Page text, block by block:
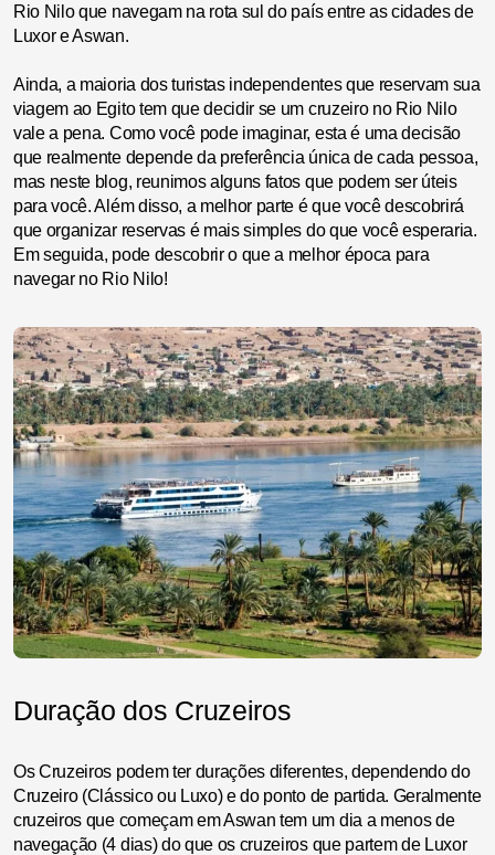
Rio Nilo que navegam na rota sul do país entre as cidades de
Luxor e Aswan.
Ainda, a maioria dos turistas independentes que reservam sua
viagem ao Egito tem que decidir se um cruzeiro no Rio Nilo
vale a pena. Como você pode imaginar, esta é uma decisão
que realmente depende da preferência única de cada pessoa,
mas neste blog, reunimos alguns fatos que podem ser úteis
para você. Além disso, a melhor parte é que você descobrirá
que organizar reservas é mais simples do que você esperaria.
Em seguida, pode descobrir o que a melhor época para
navegar no Rio Nilo!
Duração dos Cruzeiros
Os Cruzeiros podem ter durações diferentes, dependendo do
Cruzeiro (Clássico ou Luxo) e do ponto de partida. Geralmente
cruzeiros que começam em Aswan tem um dia a menos de
navegação (4 dias) do que os cruzeiros que partem de Luxor